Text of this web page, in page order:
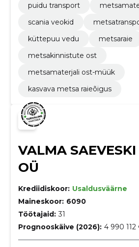
puidu transport
scania veokid
küttepuu vedu
metsaraie
metsakinnistute ost
metsamaterjali ost-müük
kasvava metsa raieõigus
VALMA SAEVESKI
OÜ
Krediidiskoor: Usaldusväärne
Maineskoor: 6090
Töötajaid: 31
Prognooskäive (2026): 4 990 112